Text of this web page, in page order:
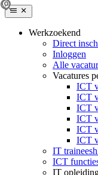
Werkzoekend
Direct
Inloggen
Alle
Vacatures
ICT
ICT
ICT
ICT
ICT
ICT
IT
ICT
IT